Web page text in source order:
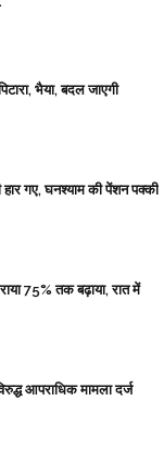
भैया, बदल जाएगी
हार गए, घनश्याम की पेंशन पक्की
75% तक बढ़ाया, रात में
आपराधिक मामला दर्ज